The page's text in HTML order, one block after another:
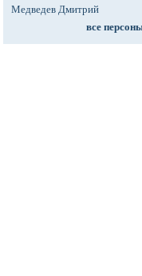
Медведев Дмитрий
все